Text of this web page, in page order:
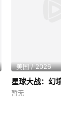
美国 / 2026
暂无